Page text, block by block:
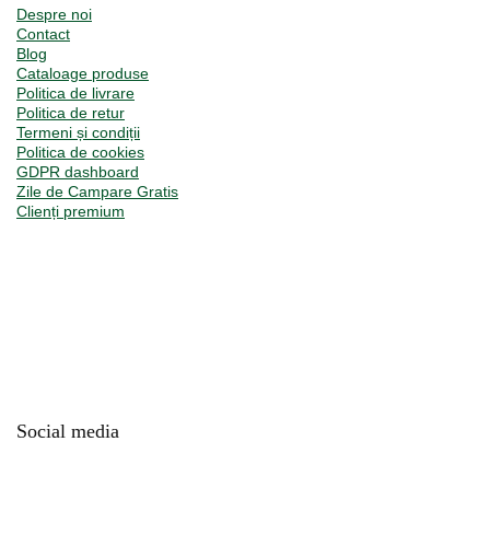
Despre noi
Contact
Blog
Cataloage produse
Politica de livrare
Politica de retur
Termeni și condiții
Politica de cookies
GDPR dashboard
Zile de Campare Gratis
Clienți premium
Social media